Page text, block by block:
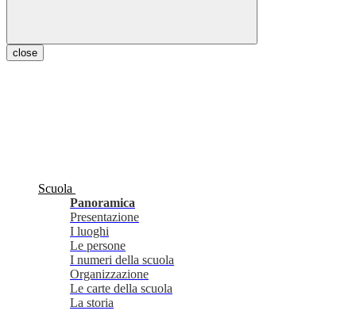
close
Scuola
Panoramica
Presentazione
I luoghi
Le persone
I numeri della scuola
Organizzazione
Le carte della scuola
La storia